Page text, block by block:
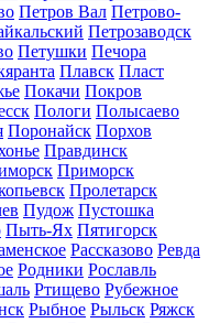
Петров Вал Петрово-
Петрозаводск
Петушки Печора
Плавск Пласт
Покачи Покров
Пологи Полысаево
Поронайск Порхов
Правдинск
Приморск
Пролетарск
Пудож Пустошка
Пыть-Ях Пятигорск
Рассказово Ревда
Родники Рославль
Ртищево Рубежное
Рыбное Рыльск Ряжск